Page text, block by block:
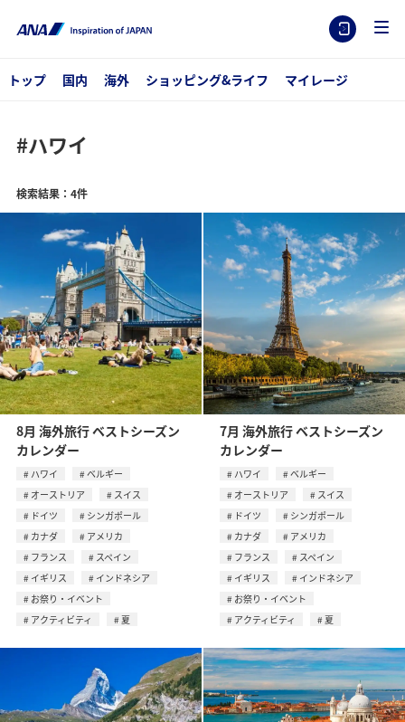
トップ 国内 海外 ショッピング&ライフ マイレージ
#ハワイ
検索結果：4件
8月 海外旅行 ベストシーズン
カレンダー
ハワイ
ベルギー
オーストリア
スイス
ドイツ
シンガポール
カナダ
アメリカ
フランス
スペイン
イギリス
インドネシア
お祭り・イベント
アクティビティ
夏
7月 海外旅行 ベストシーズン
カレンダー
ハワイ
ベルギー
オーストリア
スイス
ドイツ
シンガポール
カナダ
アメリカ
フランス
スペイン
イギリス
インドネシア
お祭り・イベント
アクティビティ
夏